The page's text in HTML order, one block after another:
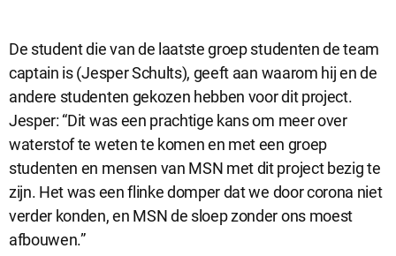
De student die van de laatste groep studenten de team
captain is (Jesper Schults), geeft aan waarom hij en de
andere studenten gekozen hebben voor dit project.
Jesper: “Dit was een prachtige kans om meer over
waterstof te weten te komen en met een groep
studenten en mensen van MSN met dit project bezig te
zijn. Het was een flinke domper dat we door corona niet
verder konden, en MSN de sloep zonder ons moest
afbouwen.”